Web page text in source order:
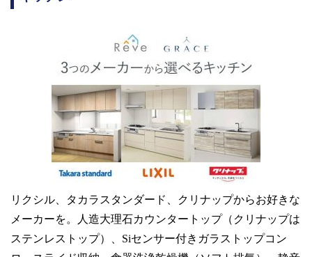
リクシル、タカラスタンダード、クリナップからお好きな
メーカーを。人造大理石カウンタートップ（クリナップは
ステンレストップ）、Siセンサー付きガラストップコン